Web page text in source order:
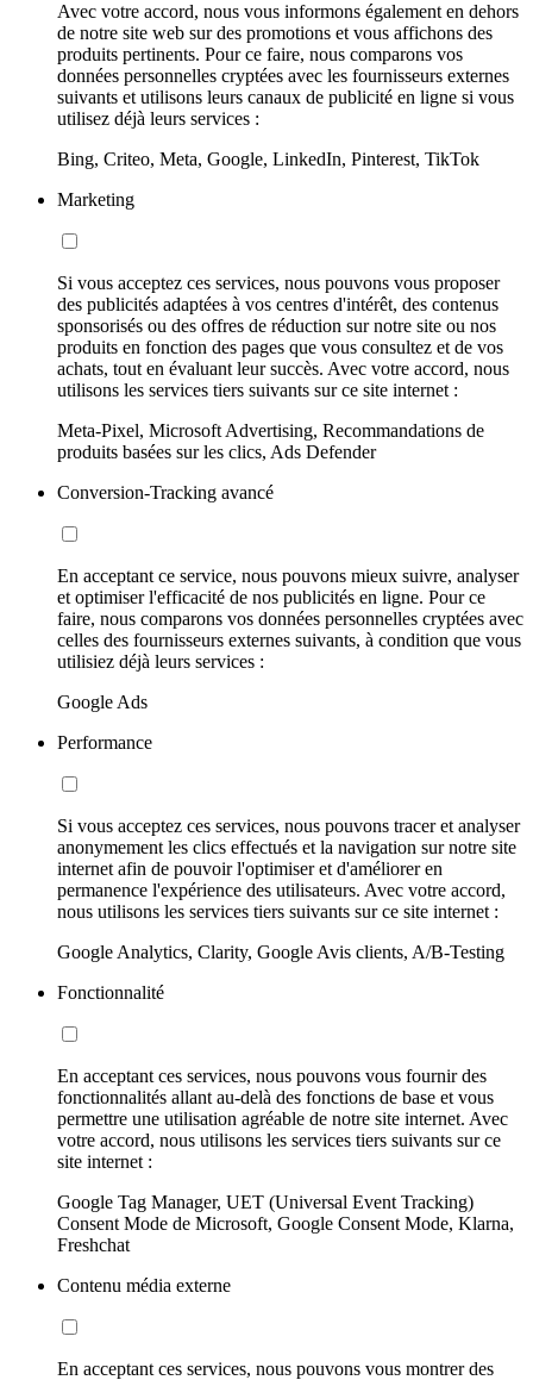
Avec votre accord, nous vous informons également en dehors
de notre site web sur des promotions et vous affichons des
produits pertinents. Pour ce faire, nous comparons vos
données personnelles cryptées avec les fournisseurs externes
suivants et utilisons leurs canaux de publicité en ligne si vous
utilisez déjà leurs services :
Bing, Criteo, Meta, Google, LinkedIn, Pinterest, TikTok
Marketing
Si vous acceptez ces services, nous pouvons vous proposer
des publicités adaptées à vos centres d'intérêt, des contenus
sponsorisés ou des offres de réduction sur notre site ou nos
produits en fonction des pages que vous consultez et de vos
achats, tout en évaluant leur succès. Avec votre accord, nous
utilisons les services tiers suivants sur ce site internet :
Meta-Pixel, Microsoft Advertising, Recommandations de
produits basées sur les clics, Ads Defender
Conversion-Tracking avancé
En acceptant ce service, nous pouvons mieux suivre, analyser
et optimiser l'efficacité de nos publicités en ligne. Pour ce
faire, nous comparons vos données personnelles cryptées avec
celles des fournisseurs externes suivants, à condition que vous
utilisiez déjà leurs services :
Google Ads
Performance
Si vous acceptez ces services, nous pouvons tracer et analyser
anonymement les clics effectués et la navigation sur notre site
internet afin de pouvoir l'optimiser et d'améliorer en
permanence l'expérience des utilisateurs. Avec votre accord,
nous utilisons les services tiers suivants sur ce site internet :
Google Analytics, Clarity, Google Avis clients, A/B-Testing
Fonctionnalité
En acceptant ces services, nous pouvons vous fournir des
fonctionnalités allant au-delà des fonctions de base et vous
permettre une utilisation agréable de notre site internet. Avec
votre accord, nous utilisons les services tiers suivants sur ce
site internet :
Google Tag Manager, UET (Universal Event Tracking)
Consent Mode de Microsoft, Google Consent Mode, Klarna,
Freshchat
Contenu média externe
En acceptant ces services, nous pouvons vous montrer des